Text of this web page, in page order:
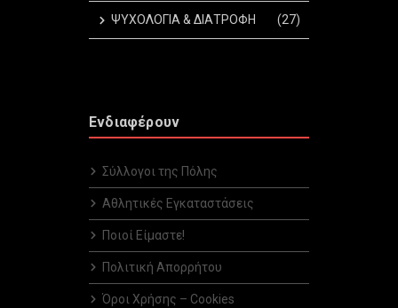
ΨΥΧΟΛΟΓΙΑ & ΔΙΑΤΡΟΦΗ (27)
Ενδιαφέρουν
Σύλλογοι της Πόλης
Αθλητικές Εγκαταστάσεις
Ποιοί Είμαστε!
Πολιτική Απορρήτου
Όροι Χρήσης – Cookies